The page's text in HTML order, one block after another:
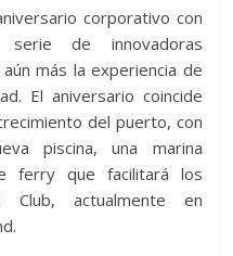
corporativo con
de innovadoras
más la experiencia de
El aniversario coincide
del puerto, con
piscina, una marina
ferry que facilitará los
Club, actualmente en